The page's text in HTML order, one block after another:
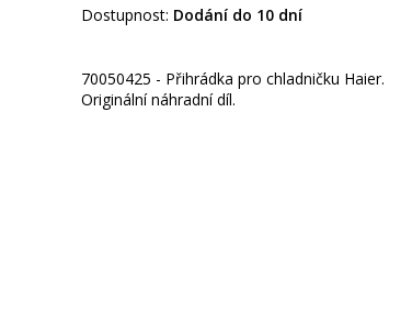
Dostupnost: Dodání do 10 dní
70050425 - Přihrádka pro chladničku Haier.
Originální náhradní díl.